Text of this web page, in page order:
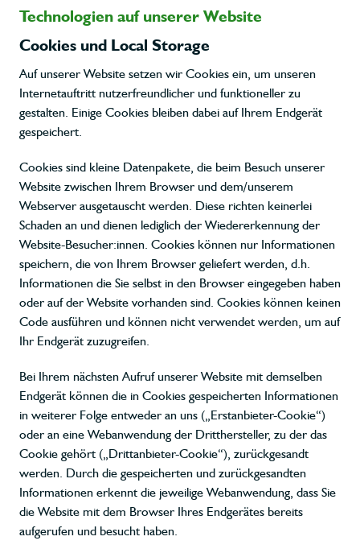
Technologien auf unserer Website
Cookies und Local Storage
Auf unserer Website setzen wir Cookies ein, um unseren
Internetauftritt nutzerfreundlicher und funktioneller zu
gestalten. Einige Cookies bleiben dabei auf Ihrem Endgerät
gespeichert.
Cookies sind kleine Datenpakete, die beim Besuch unserer
Website zwischen Ihrem Browser und dem/unserem
Webserver ausgetauscht werden. Diese richten keinerlei
Schaden an und dienen lediglich der Wiedererkennung der
Website-Besucher:innen. Cookies können nur Informationen
speichern, die von Ihrem Browser geliefert werden, d.h.
Informationen die Sie selbst in den Browser eingegeben haben
oder auf der Website vorhanden sind. Cookies können keinen
Code ausführen und können nicht verwendet werden, um auf
Ihr Endgerät zuzugreifen.
Bei Ihrem nächsten Aufruf unserer Website mit demselben
Endgerät können die in Cookies gespeicherten Informationen
in weiterer Folge entweder an uns („Erstanbieter-Cookie“)
oder an eine Webanwendung der Dritthersteller, zu der das
Cookie gehört („Drittanbieter-Cookie“), zurückgesandt
werden. Durch die gespeicherten und zurückgesandten
Informationen erkennt die jeweilige Webanwendung, dass Sie
die Website mit dem Browser Ihres Endgerätes bereits
aufgerufen und besucht haben.